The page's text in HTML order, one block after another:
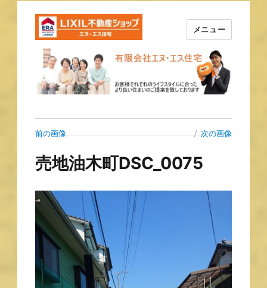
長崎の不動産はエヌ・エス住宅
で！！
メニュー
前の画像 次の画像
売地油木町DSC_0075